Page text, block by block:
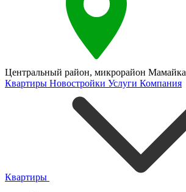
Центральный район, микрорайон Мамайка
Квартиры Новостройки Услуги Компания
Квартиры